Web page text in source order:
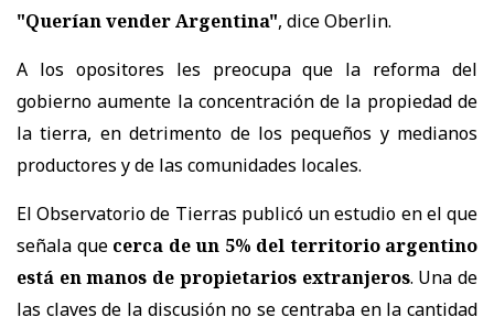
"Querían vender Argentina", dice Oberlin.
A los opositores les preocupa que la reforma del
gobierno aumente la concentración de la propiedad de
la tierra, en detrimento de los pequeños y medianos
productores y de las comunidades locales.
El Observatorio de Tierras publicó un estudio en el que
señala que cerca de un 5% del territorio argentino
está en manos de propietarios extranjeros. Una de
las claves de la discusión no se centraba en la cantidad